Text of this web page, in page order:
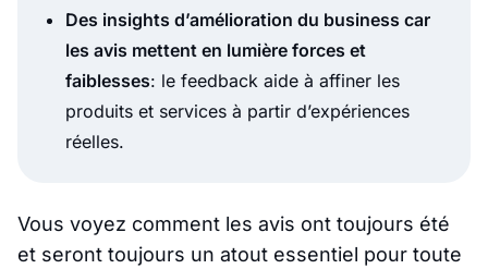
Des insights d’amélioration du business car
les avis mettent en lumière forces et
faiblesses: le feedback aide à affiner les
produits et services à partir d’expériences
réelles.
Vous voyez comment les avis ont toujours été
et seront toujours un atout essentiel pour toute